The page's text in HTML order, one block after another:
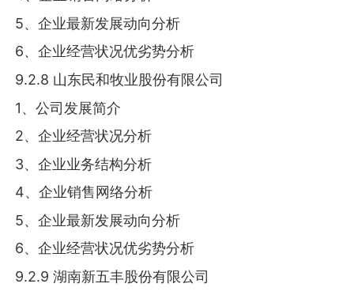
5、企业最新发展动向分析
6、企业经营状况优劣势分析
9.2.8 山东民和牧业股份有限公司
1、公司发展简介
2、企业经营状况分析
3、企业业务结构分析
4、企业销售网络分析
5、企业最新发展动向分析
6、企业经营状况优劣势分析
9.2.9 湖南新五丰股份有限公司